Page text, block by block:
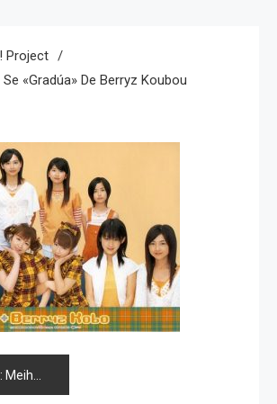
Project
«gradúa» De Berryz Koubou
Meiha Ishimura se «gradúa» de Berryz Koubou